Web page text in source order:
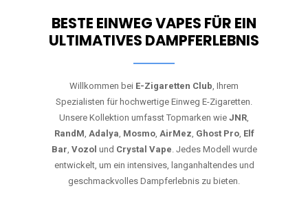
BESTE EINWEG VAPES FÜR EIN
ULTIMATIVES DAMPFERLEBNIS
Willkommen bei E-Zigaretten Club, Ihrem
Spezialisten für hochwertige Einweg E-Zigaretten.
Unsere Kollektion umfasst Topmarken wie JNR,
RandM, Adalya, Mosmo, AirMez, Ghost Pro, Elf
Bar, Vozol und Crystal Vape. Jedes Modell wurde
entwickelt, um ein intensives, langanhaltendes und
geschmackvolles Dampferlebnis zu bieten.